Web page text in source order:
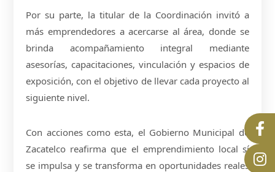
Por su parte, la titular de la Coordinación invitó a
más emprendedores a acercarse al área, donde se
brinda acompañamiento integral mediante
asesorías, capacitaciones, vinculación y espacios de
exposición, con el objetivo de llevar cada proyecto al
siguiente nivel.
Con acciones como esta, el Gobierno Municipal de
Zacatelco reafirma que el emprendimiento local sí
se impulsa y se transforma en oportunidades reales